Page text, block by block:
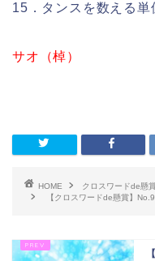
15．タンスを数える単
サオ（棹）
HOME クロスワードde懸
【クロスワードde懸賞】